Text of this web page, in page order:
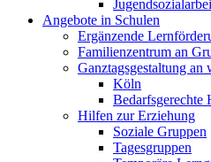
Angebote in Schulen
Ergänzende
Familienzentrum an
Ganztagsgestaltung an
Köln
Bedarfsgerechte
Hilfen zur Erziehung
Soziale Gruppen
Tagesgruppen